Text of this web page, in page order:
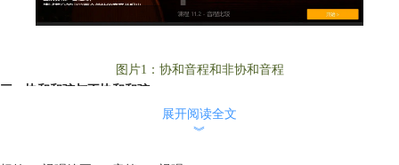
图片1：协和音程和非协和音程
三、协和和弦与不协和和弦
协和和弦是只包括协和音程的和弦；不协和和弦是包含不协和音程的和
展开阅读全文
︾